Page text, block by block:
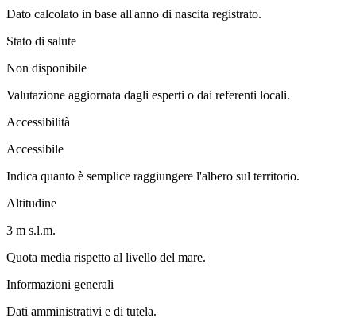
Dato calcolato in base all'anno di nascita registrato.
Stato di salute
Non disponibile
Valutazione aggiornata dagli esperti o dai referenti locali.
Accessibilità
Accessibile
Indica quanto è semplice raggiungere l'albero sul territorio.
Altitudine
3 m s.l.m.
Quota media rispetto al livello del mare.
Informazioni generali
Dati amministrativi e di tutela.